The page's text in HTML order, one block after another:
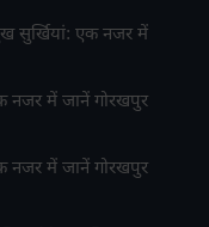
सुर्खियां: एक नजर में
नजर में जानें गोरखपुर
नजर में जानें गोरखपुर